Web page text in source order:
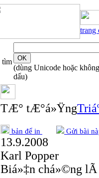
trang
tìm
(dùng Unicode hoặc không
dấu)
TÆ° tÆ°á»Ÿng
bản để in Gửi bài
13.9.2008
Karl Popper
Biá»‡n chá»©ng